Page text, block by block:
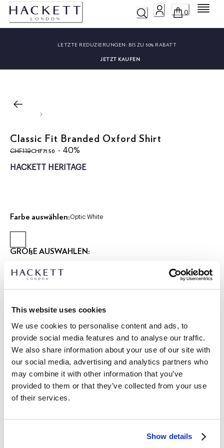
This website uses cookies
We use cookies to personalise content and ads, to
provide social media features and to analyse our traffic.
We also share information about your use of our site with
our social media, advertising and analytics partners who
may combine it with other information that you’ve
provided to them or that they’ve collected from your use
of their services.
Show details
0 Menü
LETZTE REDUZIERUNGEN: BIS ZU 50% RABATT
JETZT KAUFEN
Classic Fit Branded Oxford Shirt
CHF119
ursprünglicher Preis CHF119
CHF71.50
aktueller Preis CHF71.50
- 40%
HACKETT HERITAGE
Farbe auswählen:Optic White
GRÖßE AUSWÄHLEN:
XS S
Größe des Models:1.86 m
ARTIKEL DETAILS
HM3010686
- Hackett Heritage
- Bompton-Kragen mit aufgesetzter Knopfleiste und
- Kontrastierender Ticking-Streifen im Kragen und an der
LIEFERUNG UND RÜCKGABE
Kostenlose Lieferung und Rückgabe
FREE Click & Collect 4-5 Werktage
JETZT ABONNIERENund genießen Sie 10 % Rabatt auf Ihren